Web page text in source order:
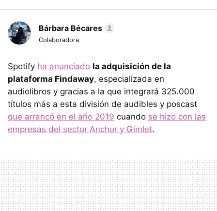
Bárbara Bécares
Colaboradora
Spotify ha anunciado la adquisición de la
plataforma Findaway, especializada en
audiolibros y gracias a la que integrará 325.000
títulos más a esta división de audibles y poscast
que arrancó en el año 2019 cuando se hizo con las
empresas del sector Anchor y Gimlet.